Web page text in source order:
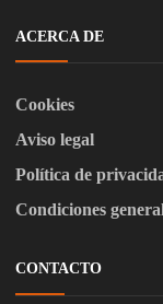
ACERCA DE
Cookies
Aviso legal
Política de
Condiciones
CONTACTO